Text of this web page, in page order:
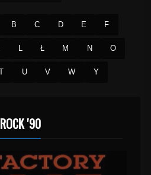
B C D E F
L Ł M N O
U V W Y
'90